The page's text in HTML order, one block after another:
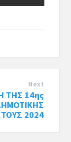
Next
ΤΗΣ 14ης
2024